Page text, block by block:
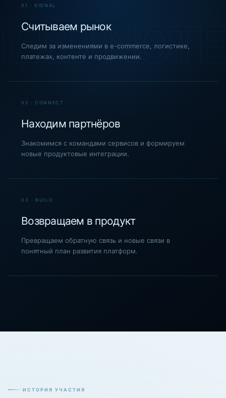
01 · SIGNAL
Считываем рынок
Следим за изменениями в e-commerce, логистике,
платежах, контенте и продвижении.
02 · CONNECT
Находим партнёров
Знакомимся с командами сервисов и формируем
новые продуктовые интеграции.
03 · BUILD
Возвращаем в продукт
Превращаем обратную связь и новые связи в
понятный план развития платформ.
ИСТОРИЯ УЧАСТИЯ